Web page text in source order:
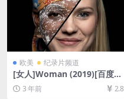
欧美 纪录片频道
[女人]Woman (2019)[百度网
盘+夸克网盘1080P超清未删
减资源][网盘在线播放/下载]
3 年前 2.8